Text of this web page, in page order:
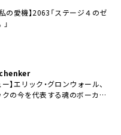
私の愛機】2063「ステージ４のゼ
】エリック・グロンウォール、
クの今を代表する魂のボーカリ